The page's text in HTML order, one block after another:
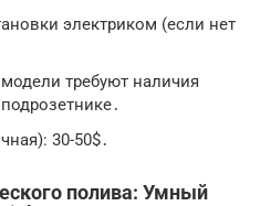
электриком (если нет
требуют наличия
30-50$․
полива: Умный